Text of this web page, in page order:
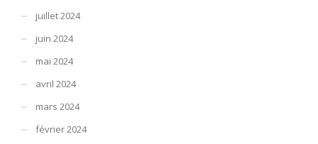
juillet 2024
juin 2024
mai 2024
avril 2024
mars 2024
février 2024